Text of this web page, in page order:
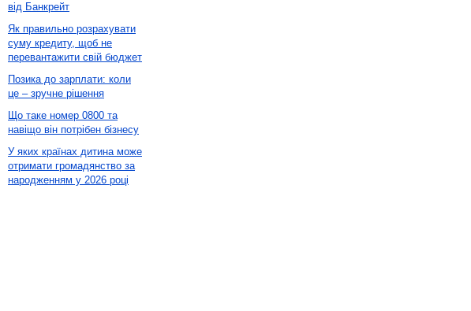
від Банкрейт
Як правильно розрахувати
суму кредиту, щоб не
перевантажити свій бюджет
Позика до зарплати: коли
це – зручне рішення
Що таке номер 0800 та
навіщо він потрібен бізнесу
У яких країнах дитина може
отримати громадянство за
народженням у 2026 році